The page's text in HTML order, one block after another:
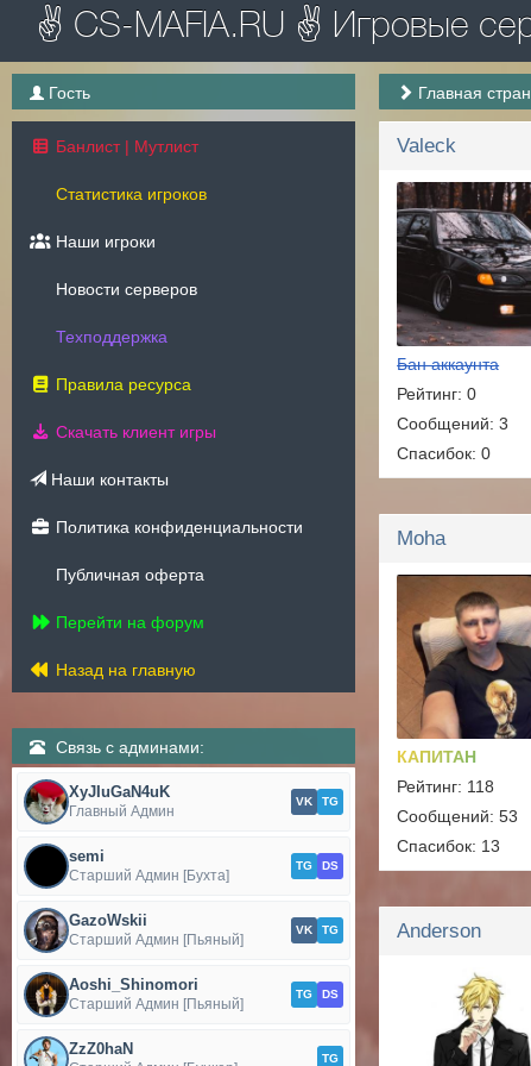
✌ CS-MAFIA.RU ✌ Игровые
Гость
Банлист | Мутлист
Статистика игроков
Наши игроки
Новости серверов
Техподдержка
Правила ресурса
Скачать клиент игры
Наши контакты
Политика конфиденциальности
Публичная оферта
Перейти на форум
Назад на главную
Связь с админами:
XyJIuGaN4uK
Главный Админ
VK TG
semi
Старший Админ [Бухта]
TG DS
GazoWskii
Старший Админ [Пьяный]
VK TG
Aoshi_Shinomori
Старший Админ [Пьяный]
TG DS
ZzZ0haN
TG
Главная
Valeck
Бан аккаунта
Рейтинг: 0
Сообщений: 3
Спасибок: 0
Moha
КАПИТАН
Рейтинг: 118
Сообщений: 53
Спасибок: 13
Anderson